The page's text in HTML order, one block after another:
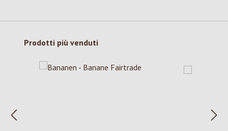
Salta la galleria dei prodotti
Prodotti più venduti